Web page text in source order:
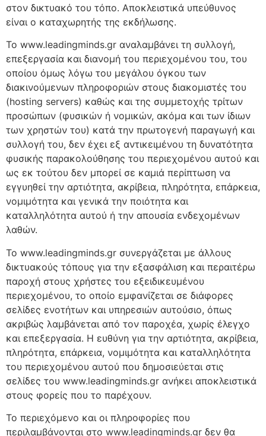
στον δικτυακό του τόπο. Αποκλειστικά υπεύθυνος
είναι ο καταχωρητής της εκδήλωσης.
Το www.leadingminds.gr αναλαμβάνει τη συλλογή,
επεξεργασία και διανομή του περιεχομένου του, του
οποίου όμως λόγω του μεγάλου όγκου των
διακινούμενων πληροφοριών στους διακομιστές του
(hosting servers) καθώς και της συμμετοχής τρίτων
προσώπων (φυσικών ή νομικών, ακόμα και των ίδιων
των χρηστών του) κατά την πρωτογενή παραγωγή και
συλλογή του, δεν έχει εξ αντικειμένου τη δυνατότητα
φυσικής παρακολούθησης του περιεχομένου αυτού και
ως εκ τούτου δεν μπορεί σε καμιά περίπτωση να
εγγυηθεί την αρτιότητα, ακρίβεια, πληρότητα, επάρκεια,
νομιμότητα και γενικά την ποιότητα και
καταλληλότητα αυτού ή την απουσία ενδεχομένων
λαθών.
Το www.leadingminds.gr συνεργάζεται με άλλους
δικτυακούς τόπους για την εξασφάλιση και περαιτέρω
παροχή στους χρήστες του εξειδικευμένου
περιεχομένου, το οποίο εμφανίζεται σε διάφορες
σελίδες ενοτήτων και υπηρεσιών αυτούσιο, όπως
ακριβώς λαμβάνεται από τον παροχέα, χωρίς έλεγχο
και επεξεργασία. Η ευθύνη για την αρτιότητα, ακρίβεια,
πληρότητα, επάρκεια, νομιμότητα και καταλληλότητα
του περιεχομένου αυτού που δημοσιεύεται στις
σελίδες του www.leadingminds.gr ανήκει αποκλειστικά
στους φορείς που το παρέχουν.
Το περιεχόμενο και οι πληροφορίες που
περιλαμβάνονται στο www.leadingminds.gr δεν θα